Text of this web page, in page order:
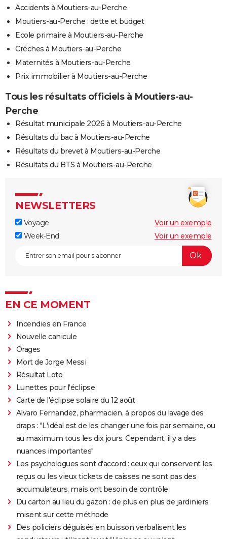
Accidents à Moutiers-au-Perche
Moutiers-au-Perche : dette et budget
Ecole primaire à Moutiers-au-Perche
Crèches à Moutiers-au-Perche
Maternités à Moutiers-au-Perche
Prix immobilier à Moutiers-au-Perche
Tous les résultats officiels à Moutiers-au-
Perche
Résultat municipale 2026 à Moutiers-au-Perche
Résultats du bac à Moutiers-au-Perche
Résultats du brevet à Moutiers-au-Perche
Résultats du BTS à Moutiers-au-Perche
NEWSLETTERS
Voyage
Voir un exemple
Week-End
Voir un exemple
EN CE MOMENT
Incendies en France
Nouvelle canicule
Orages
Mort de Jorge Messi
Résultat Loto
Lunettes pour l'éclipse
Carte de l'éclipse solaire du 12 août
Alvaro Fernandez, pharmacien, à propos du lavage des
draps : "L'idéal est de les changer une fois par semaine, ou
au maximum tous les dix jours. Cependant, il y a des
nuances importantes"
Les psychologues sont d'accord : ceux qui conservent les
reçus ou les vieux tickets de caisses ne sont pas des
accumulateurs, mais ont besoin de contrôle
Du carton au lieu du gazon : de plus en plus de jardiniers
misent sur cette méthode
Des policiers déguisés en buisson verbalisent les